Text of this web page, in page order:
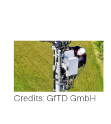
Credits: GfTD GmbH